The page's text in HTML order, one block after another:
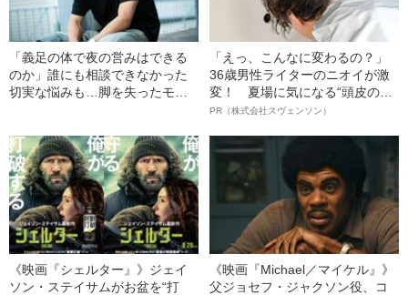
「義足の体で夜の営みはできる
のか」誰にも相談できなかった
切実な悩みも…脚を失ったモデ
「えっ、こんなに変わるの？」
36歳男性ライターのニオイが激
変！ 夏場に気になる“頭皮のニ
オイ”や“ベタつき”を解消す
ト”が生み出した徹底ケアとは
PR（株式会社スヴェンソン）
《映画『シェルター』》ジェイ
ソン・ステイサムがお盆を“打
《映画『Michael／マイケル』》
父ジョセフ・ジャクソン役、コ